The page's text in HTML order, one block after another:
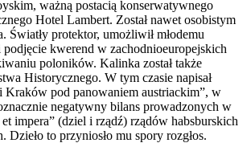
ważną postacią konserwatywnego
Hotel Lambert. Został nawet osobistym
Światły protektor, umożliwił młodemu
kwerend w zachodnioeuropejskich
poloników. Kalinka został także
Historycznego. W tym czasie napisał
Kraków pod panowaniem austriackim”, w
negatywny bilans prowadzonych w
impera” (dziel i rządź) rządów habsburskich
Dzieło to przyniosło mu spory rozgłos.